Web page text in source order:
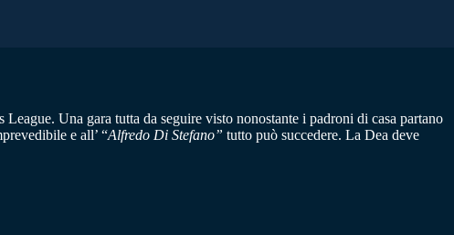
Una gara tutta da seguire visto nonostante i padroni di casa partano
e all’ “Alfredo Di Stefano” tutto può succedere. La Dea deve